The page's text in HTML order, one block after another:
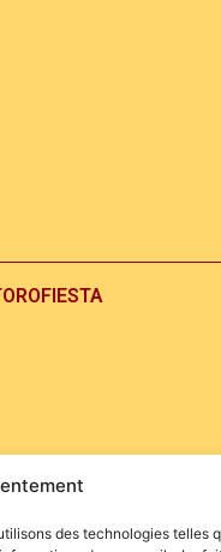
des technologies telles